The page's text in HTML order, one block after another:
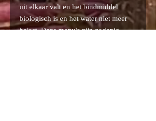
uit elkaar valt en het bindmiddel
biologisch is en het water niet meer
belast. Deze menu's zijn zodanig